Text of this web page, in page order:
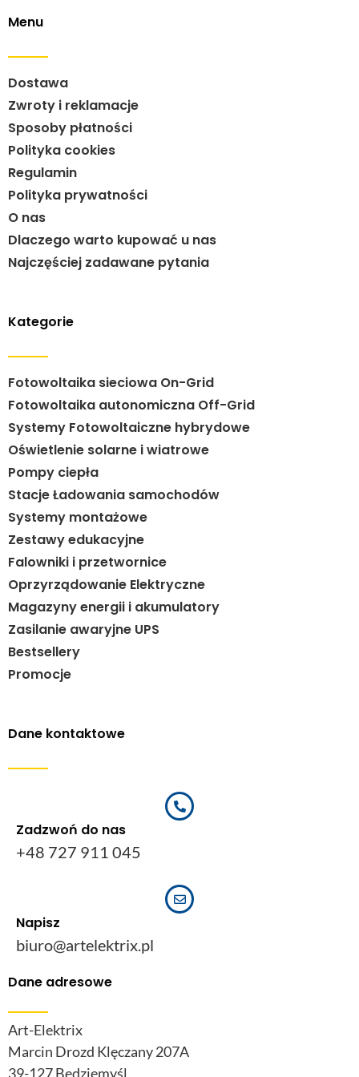
Menu
Dostawa
Zwroty i reklamacje
Sposoby płatności
Polityka cookies
Regulamin
Polityka prywatności
O nas
Dlaczego warto kupować u nas
Najczęściej zadawane pytania
Kategorie
Fotowoltaika sieciowa On-Grid
Fotowoltaika autonomiczna Off-Grid
Systemy Fotowoltaiczne hybrydowe
Oświetlenie solarne i wiatrowe
Pompy ciepła
Stacje Ładowania samochodów
Systemy montażowe
Zestawy edukacyjne
Falowniki i przetwornice
Oprzyrządowanie Elektryczne
Magazyny energii i akumulatory
Zasilanie awaryjne UPS
Bestsellery
Promocje
Dane kontaktowe
Zadzwoń do nas
+48 727 911 045
Napisz
biuro@artelektrix.pl
Dane adresowe
Art-Elektrix
Marcin Drozd Klęczany 207A
39-127 Będziemyśl